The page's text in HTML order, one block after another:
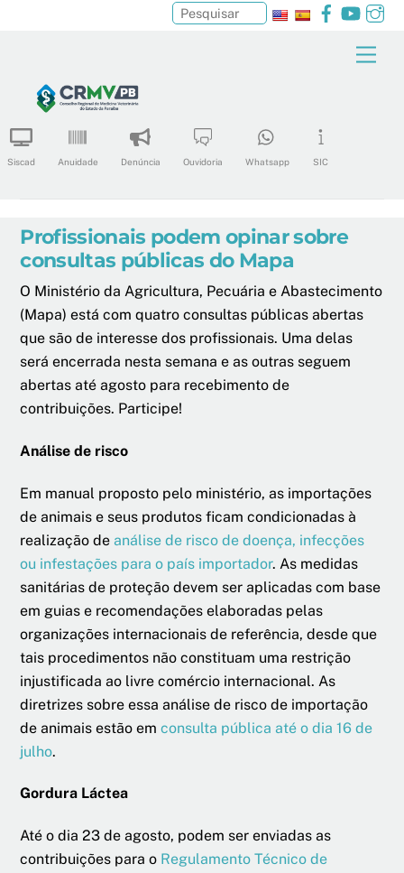
content
Facebook
Siscad Anuidade Denúncia Ouvidoria Whatsapp SIC
Pesquisar
Profissionais podem opinar sobre
consultas públicas do Mapa
O Ministério da Agricultura, Pecuária e Abastecimento
(Mapa) está com quatro consultas públicas abertas
que são de interesse dos profissionais. Uma delas
será encerrada nesta semana e as outras seguem
abertas até agosto para recebimento de
contribuições. Participe!
Análise de risco
Em manual proposto pelo ministério, as importações
de animais e seus produtos ficam condicionadas à
realização de análise de risco de doença, infecções
ou infestações para o país importador. As medidas
sanitárias de proteção devem ser aplicadas com base
em guias e recomendações elaboradas pelas
organizações internacionais de referência, desde que
tais procedimentos não constituam uma restrição
injustificada ao livre comércio internacional. As
diretrizes sobre essa análise de risco de importação
de animais estão emconsulta pública até o dia 16 de
julho.
Gordura Láctea
Até o dia 23 de agosto, podem ser enviadas as
contribuições para o Regulamento Técnico de